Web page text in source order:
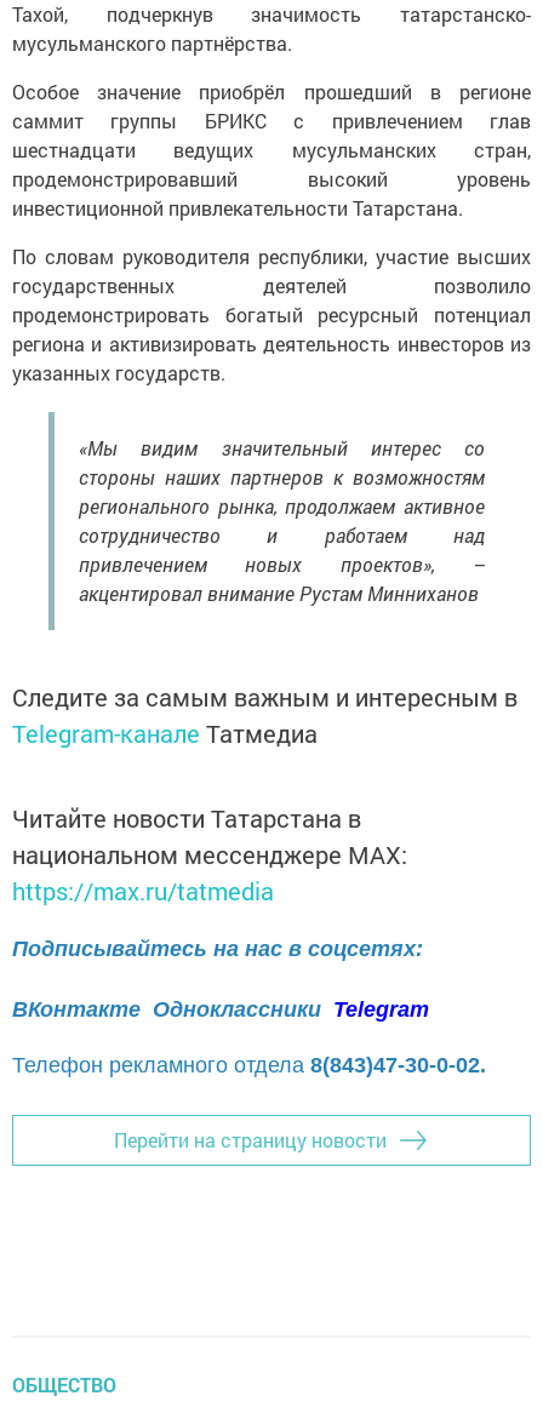
Тахой, подчеркнув значимость татарстанско-
мусульманского партнёрства.
Особое значение приобрёл прошедший в регионе
саммит группы БРИКС с привлечением глав
шестнадцати ведущих мусульманских стран,
продемонстрировавший высокий уровень
инвестиционной привлекательности Татарстана.
По словам руководителя республики, участие высших
государственных деятелей позволило
продемонстрировать богатый ресурсный потенциал
региона и активизировать деятельность инвесторов из
указанных государств.
«Мы видим значительный интерес со
стороны наших партнеров к возможностям
регионального рынка, продолжаем активное
сотрудничество и работаем над
привлечением новых проектов», –
акцентировал внимание Рустам Минниханов
Следите за самым важным и интересным в
Telegram-канале Татмедиа
Читайте новости Татарстана в
национальном мессенджере MАХ:
https://max.ru/tatmedia
Подписывайтесь на нас в соцсетях:
ВКонтакте Одноклассники Telegram
Телефон рекламного отдела 8(843)47-30-0-02.
Перейти на страницу новости
ОБЩЕСТВО